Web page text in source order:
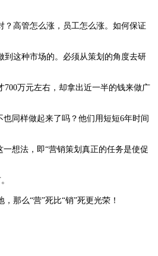
高管怎么涨，员工怎么涨。如何保证
这种市场的。必须从策划的角度去研
万元左右，却拿出近一半的钱来做广
同样做起来了吗？他们用短短6年时间
想法，即“营销策划真正的任务是使促
那么“营”死比“销”死更光荣！